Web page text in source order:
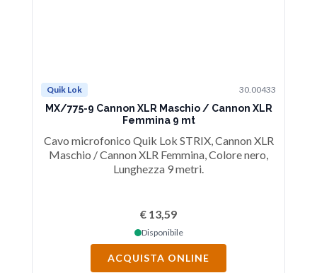
Quik Lok 30.00433
MX/775-9 Cannon XLR Maschio / Cannon XLR
Femmina 9 mt
Cavo microfonico Quik Lok STRIX, Cannon XLR
Maschio / Cannon XLR Femmina, Colore nero,
Lunghezza 9 metri.
€ 13,59
Disponibile
ACQUISTA ONLINE